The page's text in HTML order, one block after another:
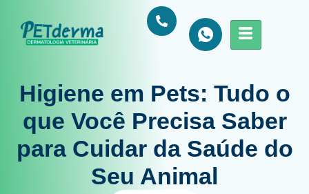
Higiene em Pets: Tudo o
que Você Precisa Saber
para Cuidar da Saúde do
Seu Animal